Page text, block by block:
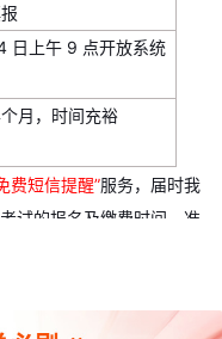
日上午 9 点开放系统
月，时间充裕
费短信提醒”服务，届时我
试的报名及缴费时间、准
口汇总
2026年各地